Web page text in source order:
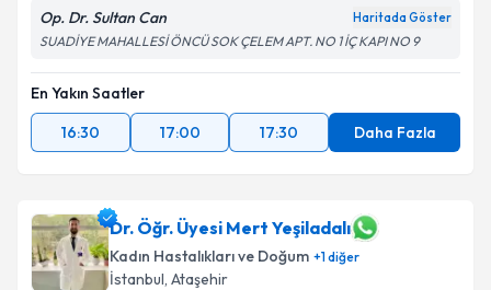
Op. Dr. Sultan Can Haritada Göster
SUADİYE MAHALLESİ ÖNCÜ SOK ÇELEM APT. NO 1 İÇ KAPI NO 9
En Yakın Saatler
16:30
17:00 17:30 Daha Fazla
Dr. Öğr. Üyesi Mert Yeşiladalı
Kadın Hastalıkları ve Doğum +1diğer
İstanbul, Ataşehir